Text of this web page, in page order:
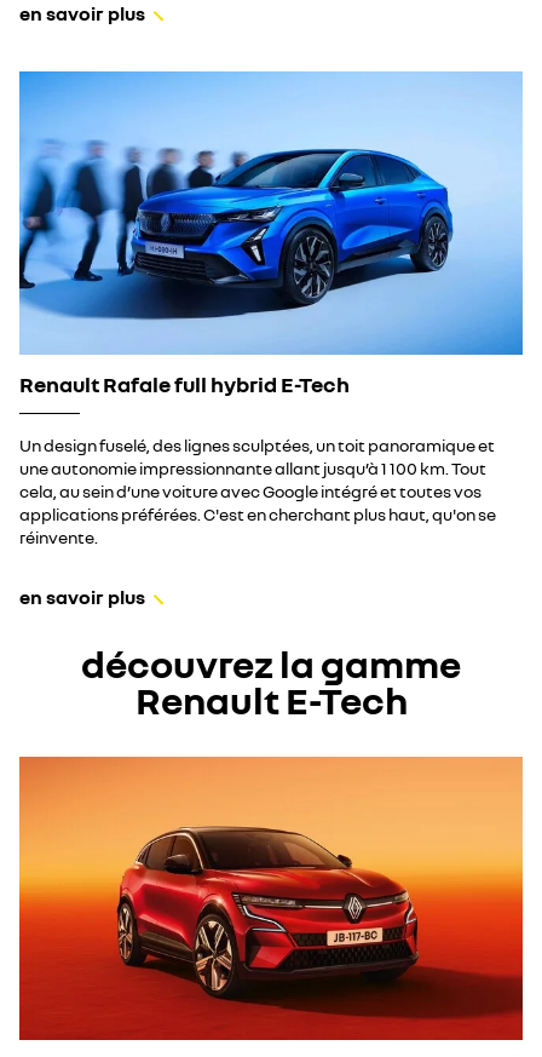
en savoir plus
Renault Rafale full hybrid E-Tech
Un design fuselé, des lignes sculptées, un toit panoramique et
une autonomie impressionnante allant jusqu’à 1 100 km. Tout
cela, au sein d’une voiture avec Google intégré et toutes vos
applications préférées. C'est en cherchant plus haut, qu'on se
réinvente.
en savoir plus
découvrez la gamme
Renault E-Tech